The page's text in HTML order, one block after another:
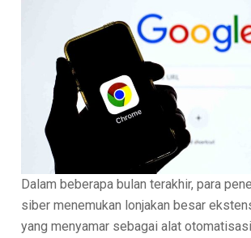
Dalam beberapa bulan terakhir, para
siber menemukan lonjakan besar
yang menyamar sebagai alat